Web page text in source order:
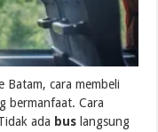
Batam, cara membeli
bermanfaat. Cara
ada bus langsung